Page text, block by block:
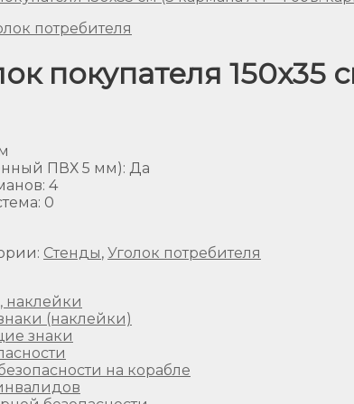
потребителя
покупателя 150х35
ПВХ 5 мм): Да
: 4
: 0
Стенды, Уголок потребителя
наклейки
(наклейки)
знаки
на корабле